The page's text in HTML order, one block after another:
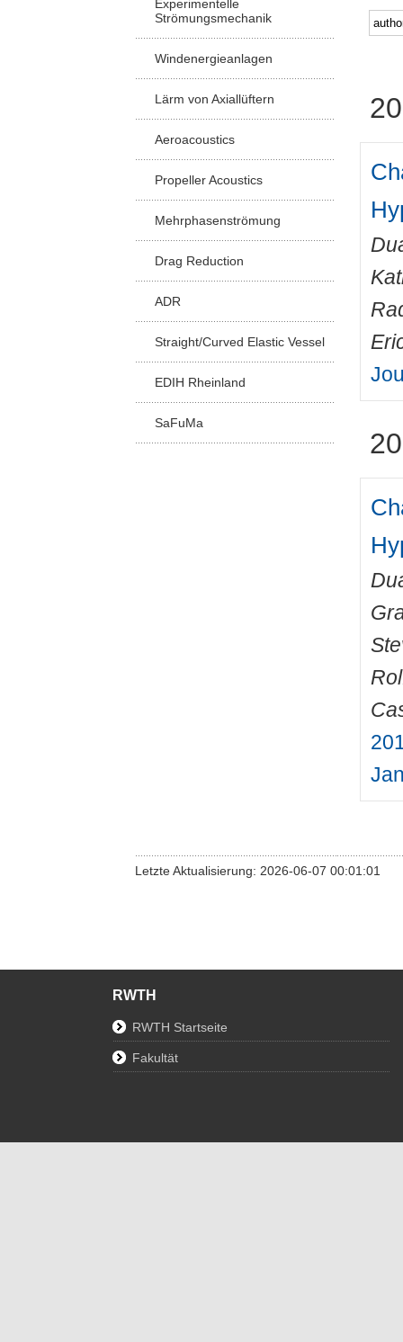
Experimentelle
Strömungsmechanik
Windenergieanlagen
Lärm von Axiallüftern
Aeroacoustics
Propeller Acoustics
Mehrphasenströmung
Drag Reduction
ADR
Straight/Curved Elastic Vessel
EDIH Rheinland
SaFuMa
Letzte Aktualisierung: 2026-06-07 00:01:01
RWTH
RWTH Startseite
Fakultät